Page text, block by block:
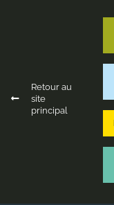
Retour au
site
principal